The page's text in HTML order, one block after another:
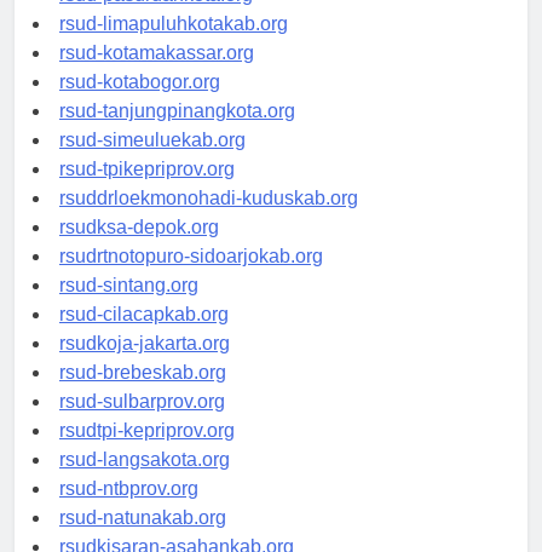
rsud-pasuruankota.org
rsud-limapuluhkotakab.org
rsud-kotamakassar.org
rsud-kotabogor.org
rsud-tanjungpinangkota.org
rsud-simeuluekab.org
rsud-tpikepriprov.org
rsuddrloekmonohadi-kuduskab.org
rsudksa-depok.org
rsudrtnotopuro-sidoarjokab.org
rsud-sintang.org
rsud-cilacapkab.org
rsudkoja-jakarta.org
rsud-brebeskab.org
rsud-sulbarprov.org
rsudtpi-kepriprov.org
rsud-langsakota.org
rsud-ntbprov.org
rsud-natunakab.org